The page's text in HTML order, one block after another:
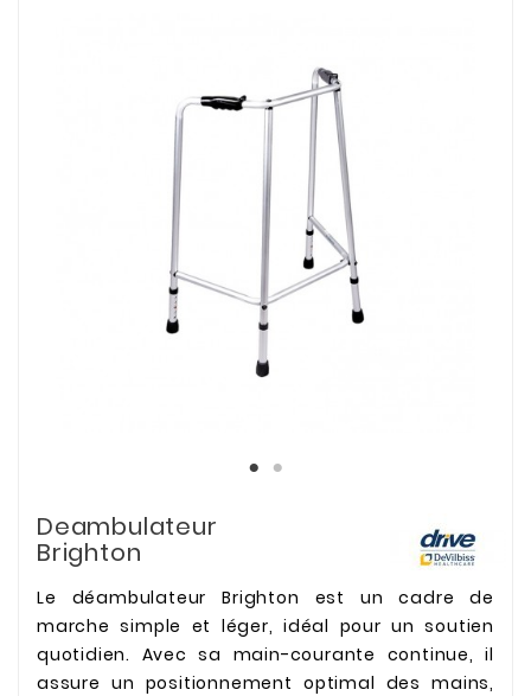
Deambulateur
Brighton
Le déambulateur Brighton est un cadre de
marche simple et léger, idéal pour un soutien
quotidien. Avec sa main-courante continue, il
assure un positionnement optimal des mains,